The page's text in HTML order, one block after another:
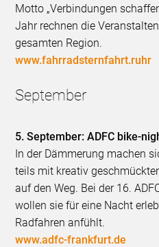
Motto „Verbindungen
Jahr rechnen die
gesamten Region.
www.fahrradsternfahrt.ruhr
September
5. September: ADFC bike-
In der Dämmerung machen
teils mit kreativ
auf den Weg. Bei der 16.
wollen sie für eine Nacht
Radfahren anfühlt.
www.adfc-frankfurt.de